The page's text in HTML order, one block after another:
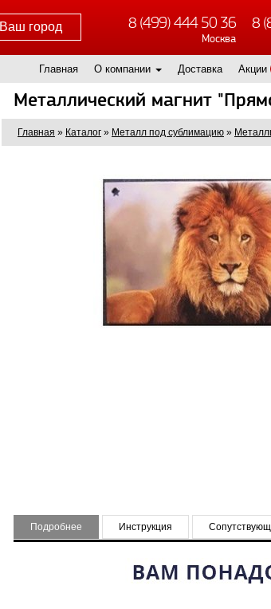
Ваш город 8 (499) 444 50 36
Москва
8
Главная О компании Доставка Акции
Металлический магнит
Главная » Каталог » Металл под сублимацию »
Подробнее Инструкция